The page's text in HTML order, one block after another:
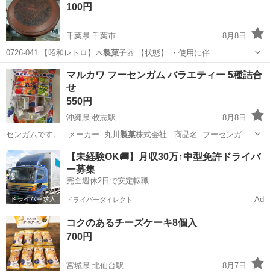
工場のお仕事 ◇コネクタ製造工...
100円
千葉県 千葉市
8月8日
0726-041 【昭和レトロ】木製菓 子器 【状態】 ・使用に伴…
千葉 千葉市
マルカワ フーセンガム バラエティー 5種詰合
せ
550円
沖縄県 牧志駅
8月8日
センガムです。 - メーカー: 丸川製菓株式会社 - 商品名: フーセンガム
バ…
沖縄 那覇市 牧志駅 食品
【未経験OK🚚】月収30万↑中型免許ドライバ
ー募集
完全週休2日で安定転職
ドライバーダイレクト Ad
コクのあるチーズケーキ8個入
700円
宮城県 北仙台駅
8月7日